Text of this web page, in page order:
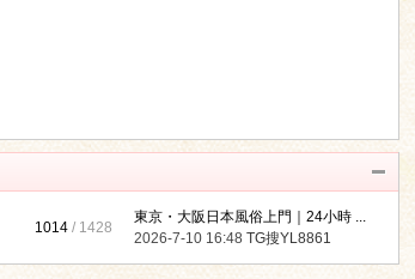
1014 / 1428
東京・大阪日本風俗上門｜24小時 ...
2026-7-10 16:48TG搜YL8861